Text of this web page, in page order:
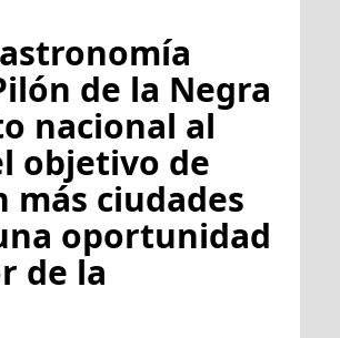
de la Negra
nacional al
objetivo de
ciudades
oportunidad
de la